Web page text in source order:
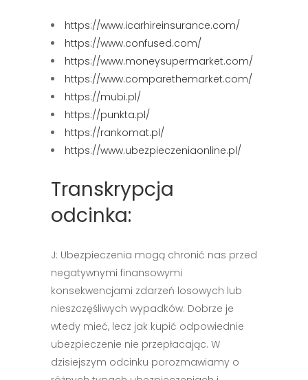
https://www.icarhireinsurance.com/
https://www.confused.com/
https://www.moneysupermarket.com/
https://www.comparethemarket.com/
https://mubi.pl/
https://punkta.pl/
https://rankomat.pl/
https://www.ubezpieczeniaonline.pl/
Transkrypcja
odcinka:
J: Ubezpieczenia mogą chronić nas przed
negatywnymi finansowymi
konsekwencjami zdarzeń losowych lub
nieszczęśliwych wypadków. Dobrze je
wtedy mieć, lecz jak kupić odpowiednie
ubezpieczenie nie przepłacając. W
dzisiejszym odcinku porozmawiamy o